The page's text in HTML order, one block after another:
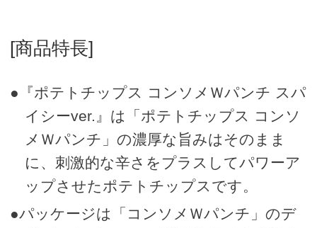
[商品特長]
●『ポテトチップス コンソメＷパンチ スパ
イシーver.』は「ポテトチップス コンソ
メＷパンチ」の濃厚な旨みはそのまま
に、刺激的な辛さをプラスしてパワーア
ップさせたポテトチップスです。
●パッケージは「コンソメＷパンチ」のデ